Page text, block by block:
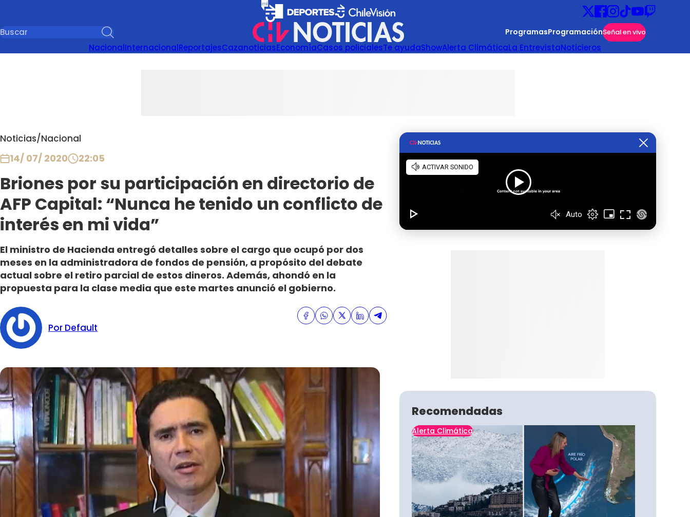
ProgramasProgramaciónSeñal en vivo
NacionalInternacionalReportajesCazanoticiasEconomíaCasos policialesTe ayudaShowAlerta ClimáticaLa EntrevistaNoticieros
Noticias/Nacional
14/ 07/ 2020 22:05
Briones por su participación en directorio de
AFP Capital: “Nunca he tenido un conflicto de
interés en mi vida”
El ministro de Hacienda entregó detalles sobre el cargo que ocupó por dos
meses en la administradora de fondos de pensión, a propósito del debate
actual sobre el retiro parcial de estos dineros. Además, ahondó en la
propuesta para la clase media que este martes anunció el gobierno.
Por Default
Recomendadas
Alerta Climática